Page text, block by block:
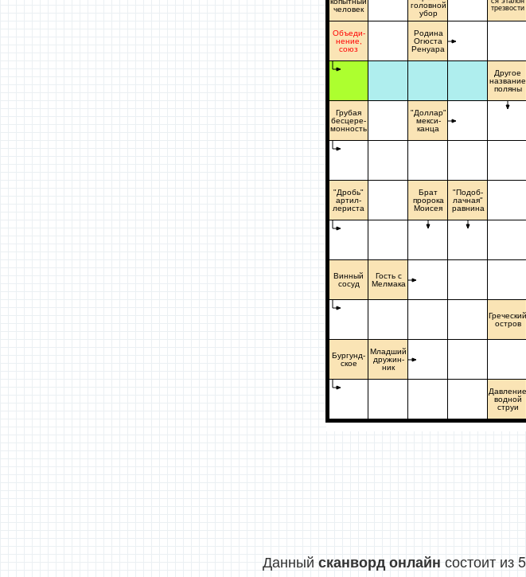
человек
Объеди-
нение,
союз
Грубая
бесцере-
монность
"Дробь"
артил-
лериста
Винный
сосуд
Бургунд-
ское
Гость с
Мелмака
Младший
дружин-
ник
головной
убор
Родина
Огюста
Ренуара
"Доллар"
мекси-
канца
Брат
пророка
Моисея
"Подоб-
лачная"
равнина
трезвости
Другое
название
поляны
Греческий
остров
Давление
водной
струи
Данный сканворд онлайн состоит из